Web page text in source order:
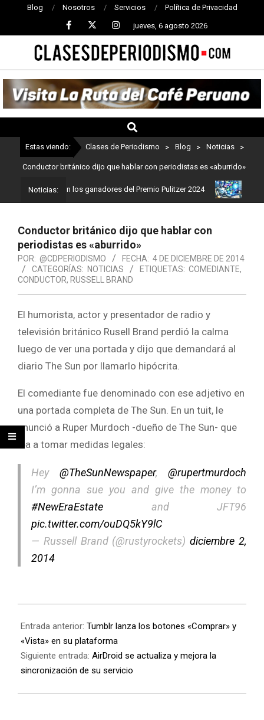
Blog Nosotros Servicios Política de Privacidad
jueves, 6 agosto 2026
CLASES
DE
PERIODISMO
Estas viendo: Clases de Periodismo > Blog > Noticias >
Conductor británico dijo que hablar con periodistas es «aburrido»
Noticias:
Estos son los ganadores del Premio Pulitzer 2024
Conductor británico dijo que hablar con
periodistas es «aburrido»
POR: @CDPERIODISMO FECHA: 4 DE DICIEMBRE DE 2014
CATEGORÍAS: NOTICIAS ETIQUETAS: COMEDIANTE,
CONDUCTOR, RUSSELL BRAND
El humorista, actor y presentador de radio y
televisión británico Rusell Brand perdió la calma
luego de ver una portada y dijo que demandará al
diario The Sun por llamarlo hipócrita.
El comediante fue denominado con ese adjetivo en
una portada completa de The Sun. En un tuit, le
anunció a Ruper Murdoch -dueño de The Sun- que
iba a tomar medidas legales:
Hey@TheSunNewspaper, @rupertmurdoch
I’m gonna sue you and give the money to
#NewEraEstate and JFT96
pic.twitter.com/ouDQ5kY9lC
— Russell Brand (@rustyrockets)diciembre 2,
2014
Entrada anterior: Tumblr lanza los botones «Comprar» y
«Vista» en su plataforma
Siguiente entrada: AirDroid se actualiza y mejora la
sincronización de su servicio